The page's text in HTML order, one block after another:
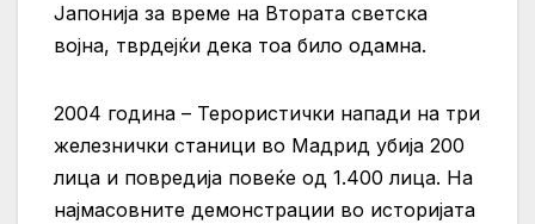
Јапонија за време на Втората светска
војна, тврдејќи дека тоа било одамна.
2004 година – Терористички напади на три
железнички станици во Мадрид убија 200
лица и повредија повеќе од 1.400 лица. На
најмасовните демонстрации во историјата